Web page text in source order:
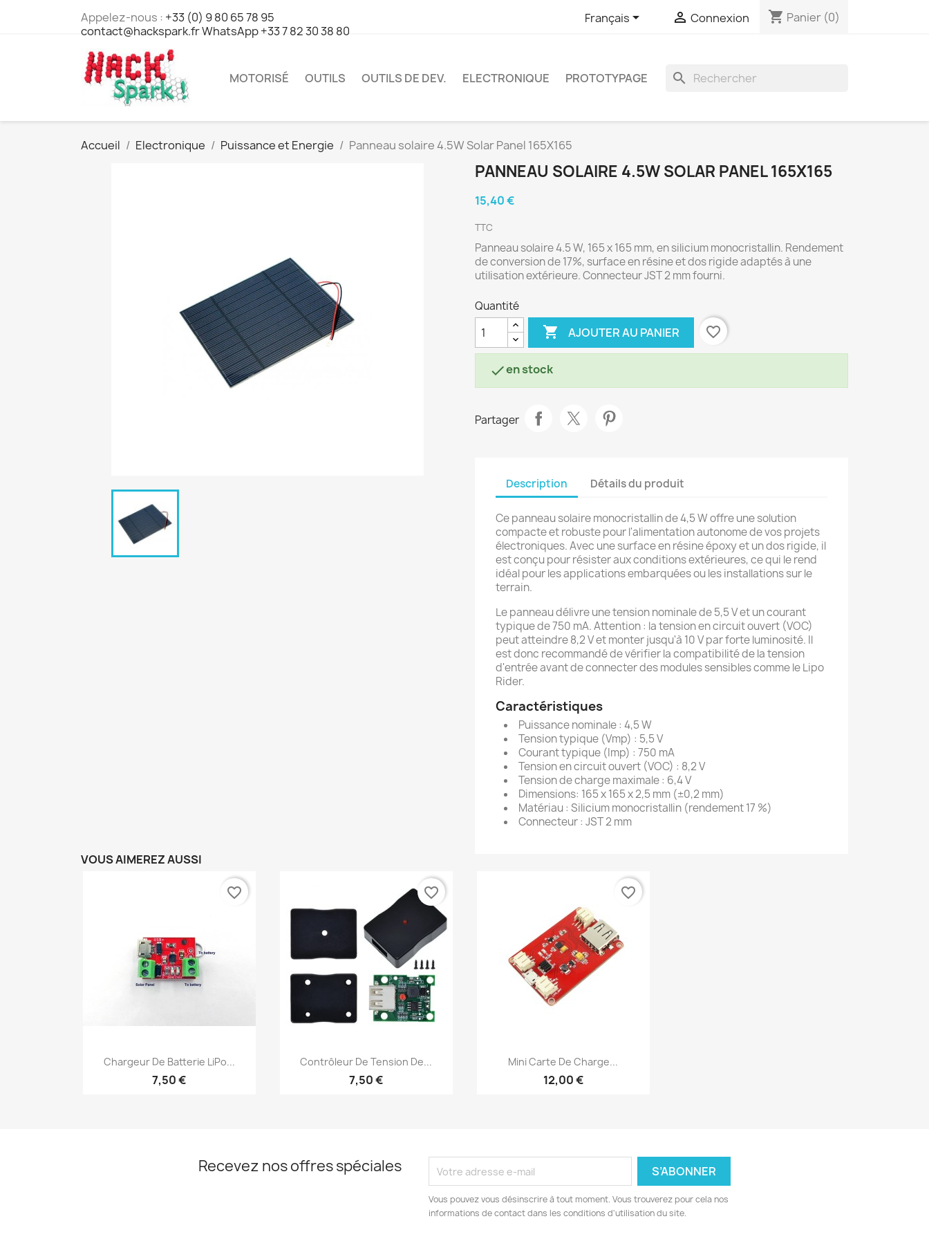
Appelez-nous : +33 (0) 9 80 65 78 95
contact@hackspark.fr WhatsApp +33 7 82 30 38 80
Français  Connexion shopping_cart Panier (0)
MOTORISÉ OUTILS OUTILS DE DEV. ELECTRONIQUE PROTOTYPAGE search
Accueil Electronique Puissance et Energie Panneau solaire 4.5W Solar Panel 165X165
PANNEAU SOLAIRE 4.5W SOLAR PANEL 165X165
15,40 €
TTC
Panneau solaire 4.5 W, 165 x 165 mm, en silicium monocristallin. Rendement
de conversion de 17%, surface en résine et dos rigide adaptés à une
utilisation extérieure. Connecteur JST 2 mm fourni.
Quantité
 AJOUTER AU PANIER favorite_border
en stock
Partager
Description Détails du produit
Ce panneau solaire monocristallin de 4,5 W offre une solution
compacte et robuste pour l'alimentation autonome de vos projets
électroniques. Avec une surface en résine époxy et un dos rigide, il
est conçu pour résister aux conditions extérieures, ce qui le rend
idéal pour les applications embarquées ou les installations sur le
terrain.
Le panneau délivre une tension nominale de 5,5 V et un courant
typique de 750 mA. Attention : la tension en circuit ouvert (VOC)
peut atteindre 8,2 V et monter jusqu'à 10 V par forte luminosité. Il
est donc recommandé de vérifier la compatibilité de la tension
d'entrée avant de connecter des modules sensibles comme le Lipo
Rider.
Caractéristiques
Puissance nominale : 4,5 W
Tension typique (Vmp) : 5,5 V
Courant typique (Imp) : 750 mA
Tension en circuit ouvert (VOC) : 8,2 V
Tension de charge maximale : 6,4 V
Dimensions: 165 x 165 x 2,5 mm (±0,2 mm)
Matériau : Silicium monocristallin (rendement 17 %)
Connecteur : JST 2 mm
VOUS AIMEREZ AUSSI
Aperçu rapide
Chargeur De Batterie LiPo...
7,50 €
favorite_border
Aperçu rapide
Contrôleur De Tension De...
7,50 €
favorite_border
Aperçu rapide
Mini Carte De Charge...
12,00 €
favorite_border
Recevez nos offres spéciales
Vous pouvez vous désinscrire à tout moment. Vous trouverez pour cela nos
informations de contact dans les conditions d'utilisation du site.